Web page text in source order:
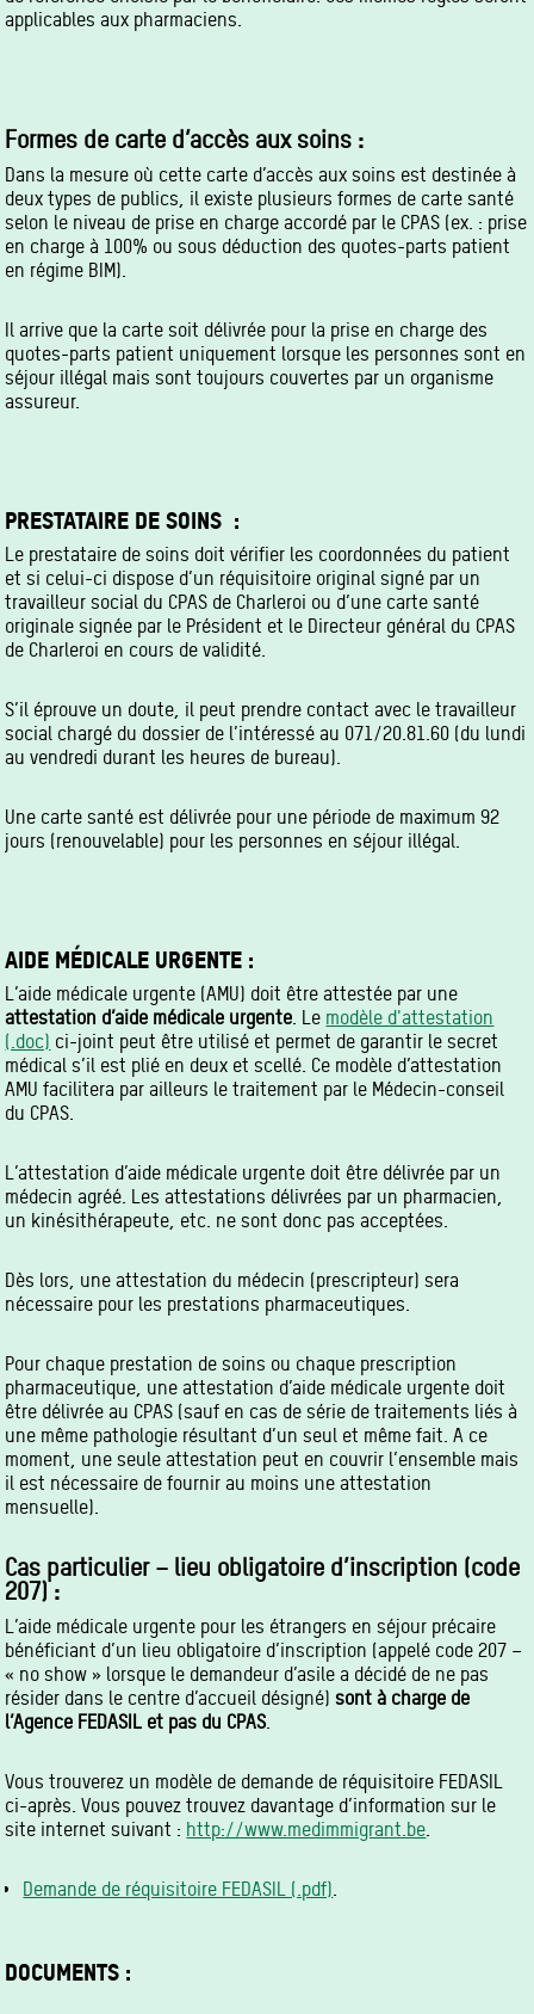
applicables aux pharmaciens.
Formes de carte d’accès aux soins :
Dans la mesure où cette carte d’accès aux soins est destinée à
deux types de publics, il existe plusieurs formes de carte santé
selon le niveau de prise en charge accordé par le CPAS (ex. : prise
en charge à 100% ou sous déduction des quotes-parts patient
en régime BIM).
Il arrive que la carte soit délivrée pour la prise en charge des
quotes-parts patient uniquement lorsque les personnes sont en
séjour illégal mais sont toujours couvertes par un organisme
assureur.
PRESTATAIRE DE SOINS :
Le prestataire de soins doit vérifier les coordonnées du patient
et si celui-ci dispose d’un réquisitoire original signé par un
travailleur social du CPAS de Charleroi ou d’une carte santé
originale signée par le Président et le Directeur général du CPAS
de Charleroi en cours de validité.
S’il éprouve un doute, il peut prendre contact avec le travailleur
social chargé du dossier de l’intéressé au 071/20.81.60 (du lundi
au vendredi durant les heures de bureau).
Une carte santé est délivrée pour une période de maximum 92
jours (renouvelable) pour les personnes en séjour illégal.
AIDE MÉDICALE URGENTE :
L’aide médicale urgente (AMU) doit être attestée par une
attestation d’aide médicale urgente . Le modèle d'attestation
(.doc) ci-joint peut être utilisé et permet de garantir le secret
médical s’il est plié en deux et scellé. Ce modèle d’attestation
AMU facilitera par ailleurs le traitement par le Médecin-conseil
du CPAS.
L’attestation d’aide médicale urgente doit être délivrée par un
médecin agréé. Les attestations délivrées par un pharmacien,
un kinésithérapeute, etc. ne sont donc pas acceptées.
Dès lors, une attestation du médecin (prescripteur) sera
nécessaire pour les prestations pharmaceutiques.
Pour chaque prestation de soins ou chaque prescription
pharmaceutique, une attestation d’aide médicale urgente doit
être délivrée au CPAS (sauf en cas de série de traitements liés à
une même pathologie résultant d’un seul et même fait. A ce
moment, une seule attestation peut en couvrir l’ensemble mais
il est nécessaire de fournir au moins une attestation
mensuelle).
Cas particulier – lieu obligatoire d’inscription (code
207) :
L’aide médicale urgente pour les étrangers en séjour précaire
bénéficiant d’un lieu obligatoire d’inscription (appelé code 207 –
« no show » lorsque le demandeur d’asile a décidé de ne pas
résider dans le centre d’accueil désigné)sont à charge de
l’Agence FEDASIL et pas du CPAS.
Vous trouverez un modèle de demande de réquisitoire FEDASIL
ci-après. Vous pouvez trouvez davantage d’information sur le
site internet suivant : http://www.medimmigrant.be
Demande de réquisitoire FEDASIL (.pdf)
DOCUMENTS :